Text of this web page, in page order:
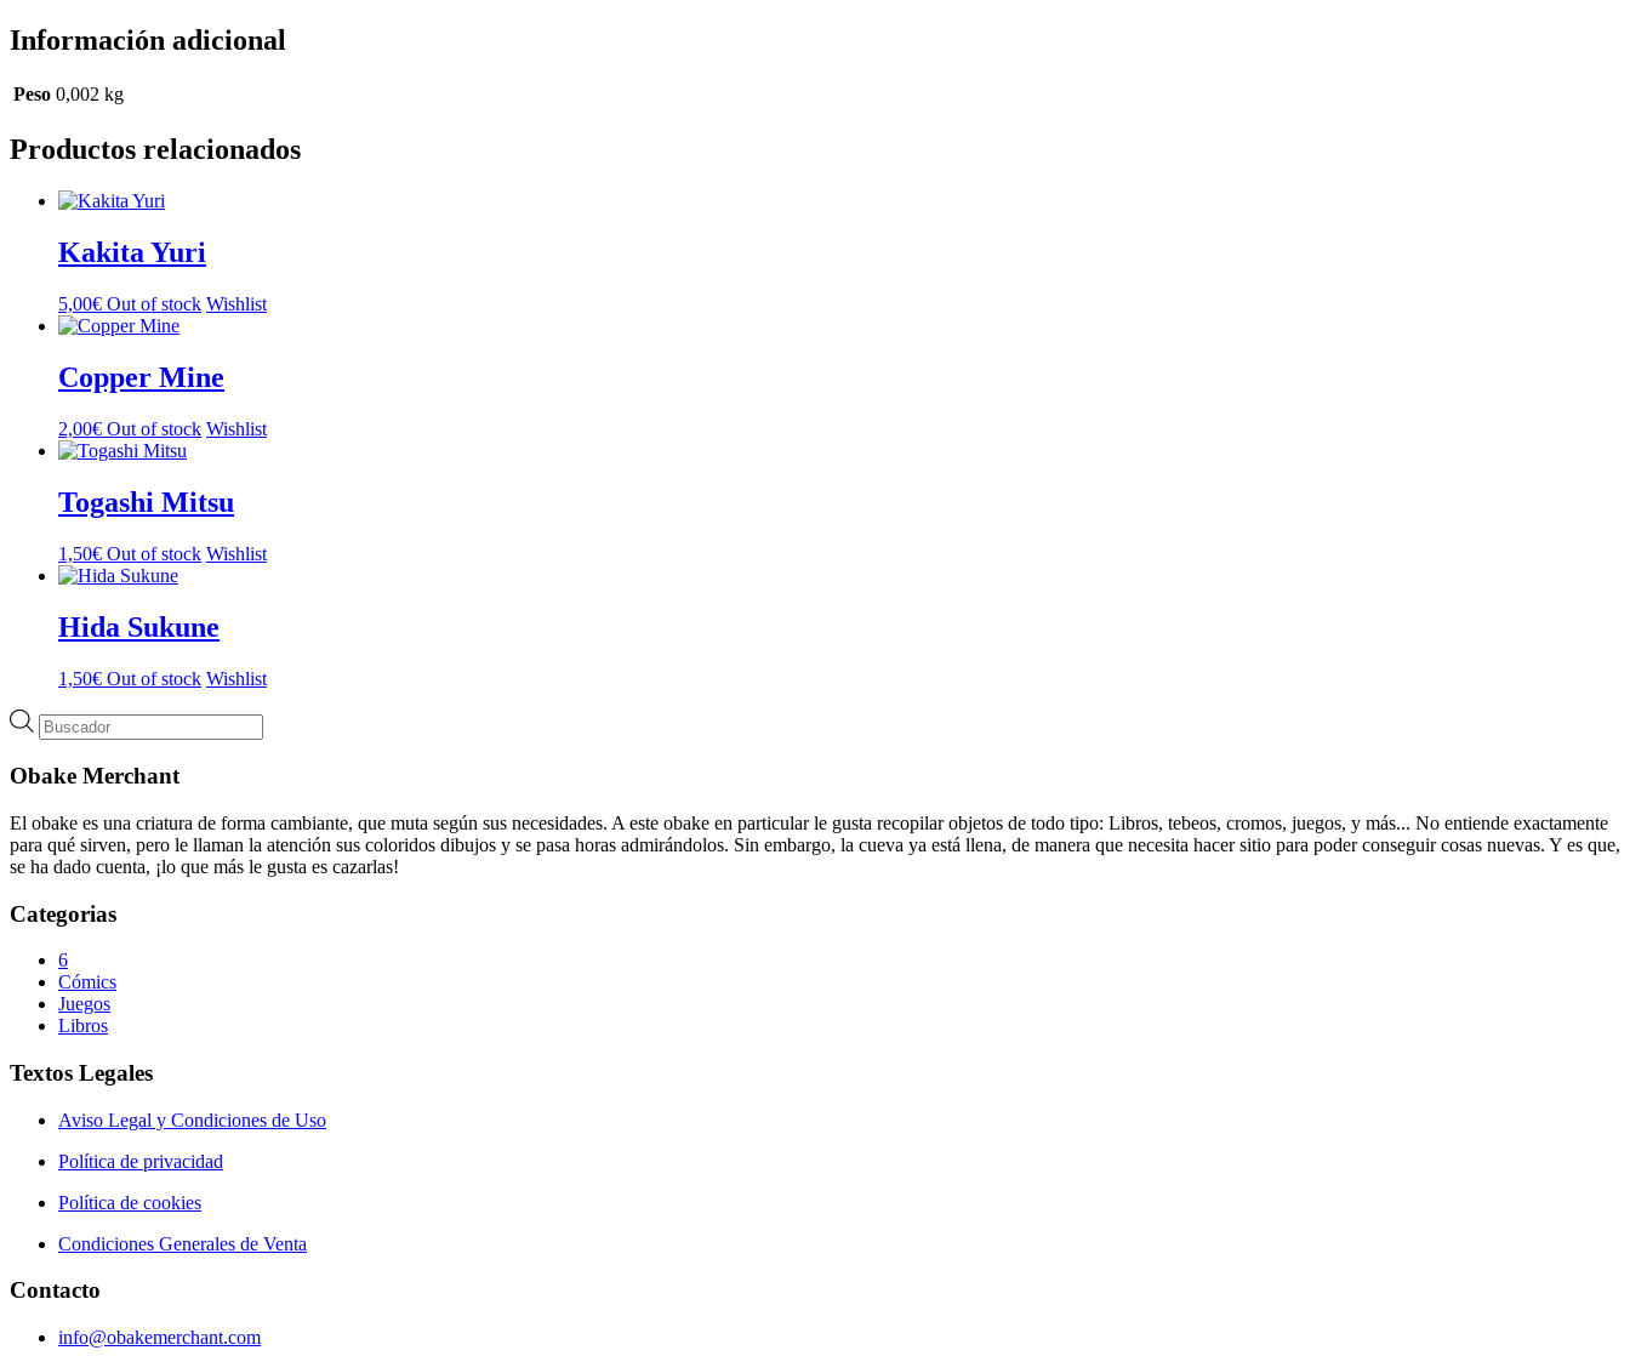
Honor
wheel)
Información adicional
Peso 0,002 kg
Productos relacionados
Kakita Yuri
5,00€ Out of stock Wishlist
Copper Mine
2,00€ Out of stock Wishlist
Togashi Mitsu
1,50€ Out of stock Wishlist
Hida Sukune
1,50€ Out of stock Wishlist
Búsqueda
de
Obake Merchant
El obake es una criatura de forma cambiante, que muta según sus necesidades. A este obake en particular le gusta recopilar objetos de todo tipo: Libros, tebeos, cromos, juegos, y más... No entiende exactamente
para qué sirven, pero le llaman la atención sus coloridos dibujos y se pasa horas admirándolos. Sin embargo, la cueva ya está llena, de manera que necesita hacer sitio para poder conseguir cosas nuevas. Y es que,
se ha dado cuenta, ¡lo que más le gusta es cazarlas!
Categorias
6
Cómics
Juegos
Libros
Textos Legales
Aviso Legal y Condiciones de Uso
Política de privacidad
Política de cookies
Condiciones Generales de Venta
Contacto
info@obakemerchant.com